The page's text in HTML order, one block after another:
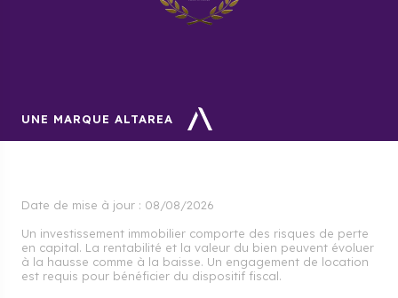
UNE MARQUE ALTAREA
Date de mise à jour : 08/08/2026
Un investissement immobilier comporte des risques de perte
en capital. La rentabilité et la valeur du bien peuvent évoluer
à la hausse comme à la baisse. Un engagement de location
est requis pour bénéficier du dispositif fiscal.